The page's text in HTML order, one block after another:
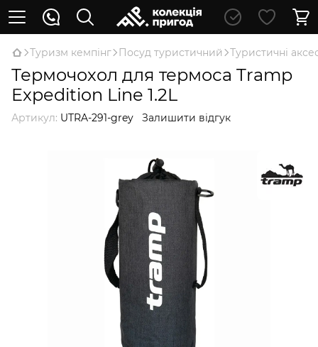
Туризм кемпінг Посуд туристичний Туристичні
Термочохол для термоса Tramp
Expedition Line 1.2L
Артикул: UTRA-291-grey Залишити відгук